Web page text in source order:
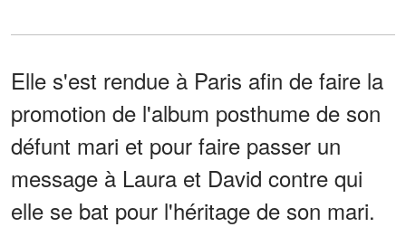
Elle s'est rendue à Paris afin de faire la
promotion de l'album posthume de son
défunt mari et pour faire passer un
message à Laura et David contre qui
elle se bat pour l'héritage de son mari.